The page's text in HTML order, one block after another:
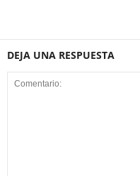
DEJA UNA RESPUESTA